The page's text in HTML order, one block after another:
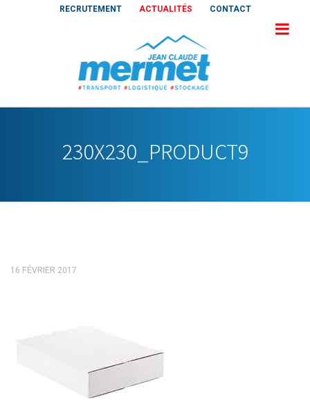
RECRUTEMENT ACTUALITÉS CONTACT
230X230_PRODUCT9
16 FÉVRIER 2017